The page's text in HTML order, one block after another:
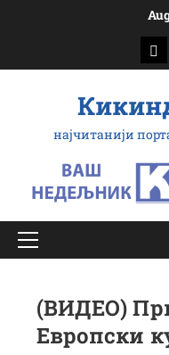
најчитанији
Примарy
(ВИДЕО)
Европски